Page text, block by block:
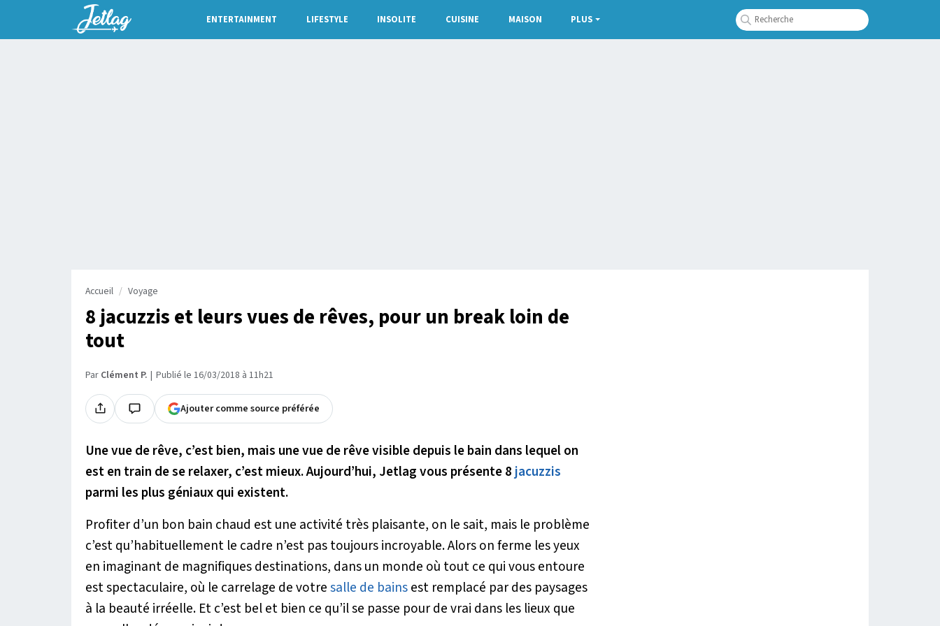
ENTERTAINMENT LIFESTYLE INSOLITE CUISINE MAISON PLUS
Accueil Voyage
8 jacuzzis et leurs vues de rêves, pour un break loin de
tout
Par Clément P. Publié le 16/03/2018 à 11h21
Ajouter comme source préférée
Une vue de rêve, c’est bien, mais une vue de rêve visible depuis le bain dans lequel on
est en train de se relaxer, c’est mieux. Aujourd’hui, Jetlag vous présente 8 jacuzzis
parmi les plus géniaux qui existent.
Profiter d’un bon bain chaud est une activité très plaisante, on le sait, mais le problème
c’est qu’habituellement le cadre n’est pas toujours incroyable. Alors on ferme les yeux
en imaginant de magnifiques destinations, dans un monde où tout ce qui vous entoure
est spectaculaire, où le carrelage de votresalle de bainsest remplacé par des paysages
à la beauté irréelle. Et c’est bel et bien ce qu’il se passe pour de vrai dans les lieux que